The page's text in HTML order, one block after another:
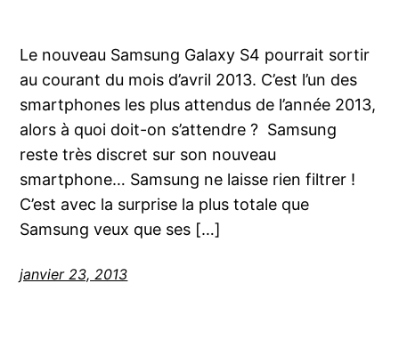
Le nouveau Samsung Galaxy S4 pourrait sortir
au courant du mois d’avril 2013. C’est l’un des
smartphones les plus attendus de l’année 2013,
alors à quoi doit-on s’attendre ? Samsung
reste très discret sur son nouveau
smartphone… Samsung ne laisse rien filtrer !
C’est avec la surprise la plus totale que
Samsung veux que ses […]
janvier 23, 2013